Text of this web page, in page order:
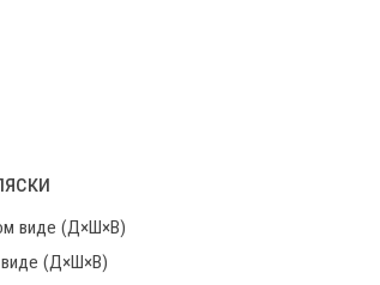
виде (Д×Ш×В)
(Д×Ш×В)